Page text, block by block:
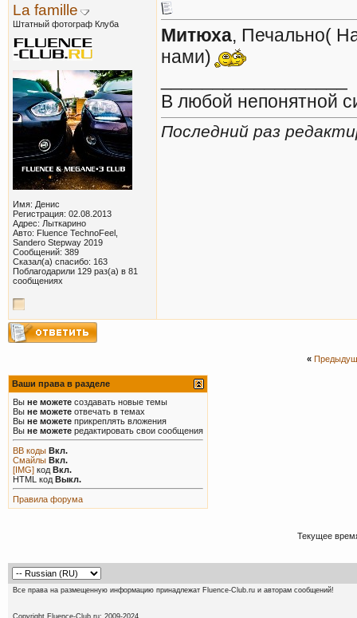
La famille
Штатный фотограф Клуба
Имя: Денис
Регистрация: 02.08.2013
Адрес: Лыткарино
Авто: Fluence TechnoFeel,
Sandero Stepway 2019
Сообщений: 389
Сказал(а) спасибо: 163
Поблагодарили 129 раз(а) в 81
сообщениях
Митюха, Печально(
нами)
В любой непонятной
Последний раз
«
Ваши права в разделе
Вы не можете создавать новые темы
Вы не можете отвечать в темах
Вы не можете прикреплять вложения
Вы не можете редактировать свои сообщения
BB коды Вкл.
Смайлы Вкл.
[IMG] код Вкл.
HTML код Выкл.
Правила форума
Текущее
Все права на размещенную информацию принадлежат Fluence-Club.ru и авторам сообщений!
Copyright Fluence-Club.ru;